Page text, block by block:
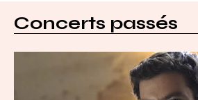
Concerts passés